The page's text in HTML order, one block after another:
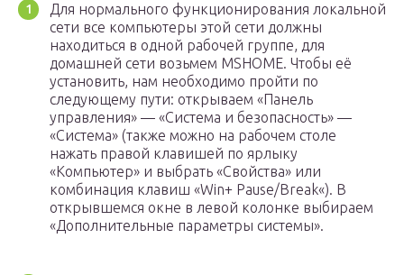
Для нормального функционирования локальной
сети все компьютеры этой сети должны
находиться в одной рабочей группе, для
домашней сети возьмем MSHOME. Чтобы её
установить, нам необходимо пройти по
следующему пути: открываем «Панель
управления» — «Система и безопасность» —
«Система» (также можно на рабочем столе
нажать правой клавишей по ярлыку
«Компьютер» и выбрать «Свойства» или
комбинация клавиш «Win+ Pause/Break«). В
открывшемся окне в левой колонке выбираем
«Дополнительные параметры системы».